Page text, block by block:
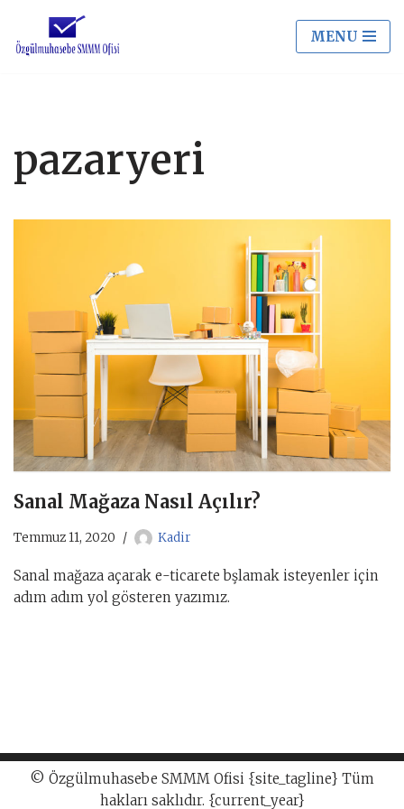
İçeriğe
MENU
pazaryeri
Sanal Mağaza Nasıl Açılır?
Temmuz 11, 2020 Kadir
Sanal mağaza açarak e-ticarete bşlamak isteyenler için
adım adım yol gösteren yazımız.
© Özgülmuhasebe SMMM Ofisi {site_tagline} Tüm
hakları saklıdır. {current_year}